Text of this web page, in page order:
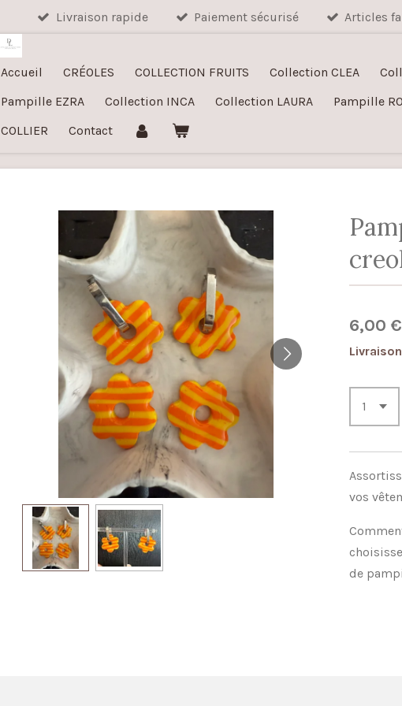
Livraison rapide Paiement sécurisé Articles
Accueil CRÉOLES COLLECTION FRUITS Collection CLEA
Pampille EZRA
Collection INCA Collection LAURA Pampille
COLLIER
Contact
6,00 €
vos
de